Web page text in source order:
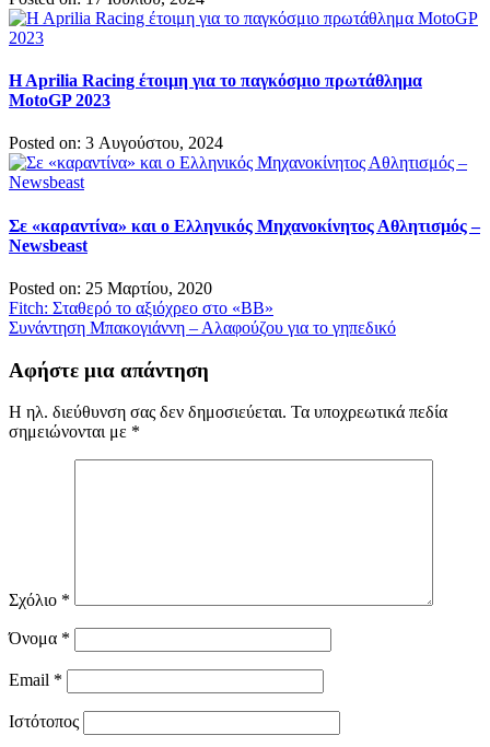
H Aprilia Racing έτοιμη για το παγκόσμιο πρωτάθλημα
MotoGP 2023
Posted on: 3 Αυγούστου, 2024
Σε «καραντίνα» και ο Ελληνικός Μηχανοκίνητος Αθλητισμός –
Newsbeast
Posted on: 25 Μαρτίου, 2020
Πλοήγηση
άρθρων
Fitch: Σταθερό το αξιόχρεο στο «ΒΒ»
Συνάντηση Μπακογιάννη – Αλαφούζου για το γηπεδικό
Αφήστε μια απάντηση
Η ηλ. διεύθυνση σας δεν δημοσιεύεται. Τα υποχρεωτικά πεδία
σημειώνονται με *
Σχόλιο *
Όνομα *
Email *
Ιστότοπος